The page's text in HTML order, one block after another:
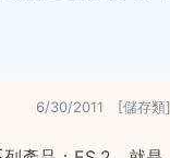
6/30/2011 [儲存類]